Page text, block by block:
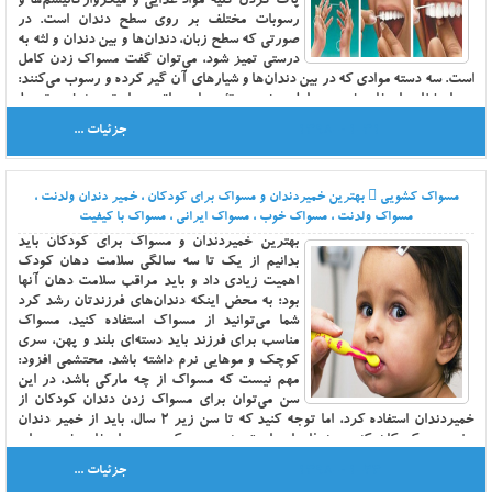
رسوبات مختلف بر روی سطح دندان است. در
صورتی که سطح زبان، دندان‌ها و بین دندان‌ و لثه به
درستی تمیز شود، می‌توان گفت مسواک زدن کامل
است. سه دسته موادی که در بین دندان‌ها و شیار‌های آن گیر کرده و رسوب می‌کنند:
ـ مواد غذایی استفاده شده در طول روز ـ پروتئین‌های بزاق و مواد تجزیه شده توسط
آنزیم‌ها و میکروب‌های موجود در دهان ـ میکروارگانیسم‌هایی که به طور طبیعی در
دهان هستند. به طور کل هدف اصلی مسواک زدن زدودن این مواد از دندان‌هاست.
متخصصین در امر بهداشت دههان و دندان میب گویند مسواک زدن اصولی و درست
حتما از نخ دندان استفاده کنید. خمیر دندان حاوی فلوراید نیز تا میزان زیادی به بهبود
بهداسشت دهان و دندان شما کمک می کند. نمونه های متفاوتی از مسواک ولدنت و
خمیردندان ولدنت به عنوان یک محصول بهداشتی ایرانی، تولید شده است و در بخش
محصولات وب سایت ولدنت قابل مشاهده است.
جزئیات ...
مسواک کشویی
بهترین خمیردندان و مسواک برای کودکان ، خمیر دندان ولدنت ،
مسواک ولدنت ، مسواک خوب ، مسواک ایرانی ، مسواک با کیفیت
بهترین خمیردندان و مسواک برای کودکان باید
بدانیم از یک تا سه سالگی سلامت دهان کودک
اهمیت زیادی داد و باید مراقب سلامت دهان آنها
بود؛ به محض اینکه دندان‌های فرزندتان رشد کرد
شما می‌توانید از مسواک استفاده کنید، مسواک
مناسب برای فرزند باید دسته‌ای بلند و پهن، سری
کوچک و مو‌هایی نرم داشته باشد. محتشمی افزود:
مهم نیست که مسواک از چه مارکی باشد، در این
سن می‌توان برای مسواک زدن دندان کودکان از
خمیردندان استفاده کرد، اما توجه کنید که تا سن زیر 2 سال، باید از خمیر دندان
مخصوص کودکان که بدون فلوراید است، به حجم یک عدس، استفاده شود. برای
کودک بالای ۲ سال باید از خمیر دندان مخصوص کودکان حاوی فلوراید استفاده کرد،
همانند مسواک نیز مارک خمیر دندان و ایرانی یا خارجی بودن تفاوت چندانی از نظر
جزئیات ...